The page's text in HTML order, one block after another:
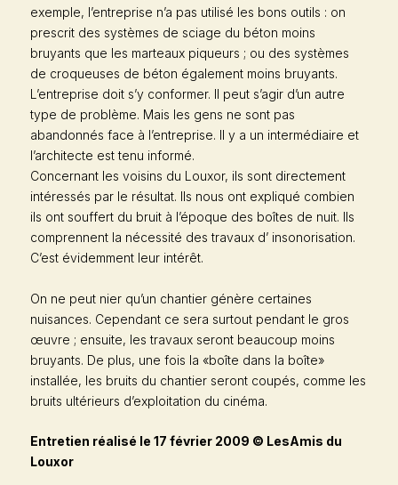
exemple, l’entreprise n’a pas utilisé les bons outils : on
prescrit des systèmes de sciage du béton moins
bruyants que les marteaux piqueurs ; ou des systèmes
de croqueuses de béton également moins bruyants.
L’entreprise doit s’y conformer. Il peut s’agir d’un autre
type de problème. Mais les gens ne sont pas
abandonnés face à l’entreprise. Il y a un intermédiaire et
l’architecte est tenu informé.
Concernant les voisins du Louxor, ils sont directement
intéressés par le résultat. Ils nous ont expliqué combien
ils ont souffert du bruit à l’époque des boîtes de nuit. Ils
comprennent la nécessité des travaux d’ insonorisation.
C’est évidemment leur intérêt.
On ne peut nier qu’un chantier génère certaines
nuisances. Cependant ce sera surtout pendant le gros
œuvre ; ensuite, les travaux seront beaucoup moins
bruyants. De plus, une fois la «boîte dans la boîte»
installée, les bruits du chantier seront coupés, comme les
bruits ultérieurs d’exploitation du cinéma.
Entretien réalisé le 17 février 2009 © LesAmis du
Louxor